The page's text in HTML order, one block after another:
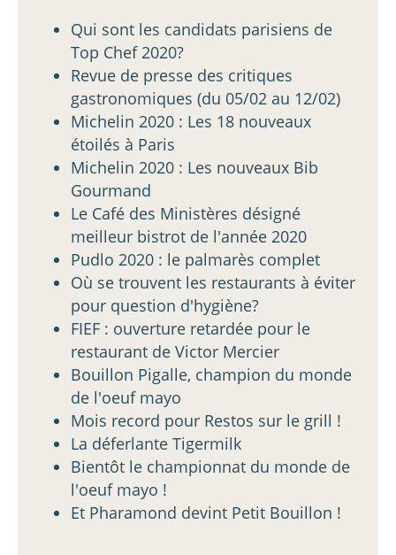
Qui sont les candidats parisiens de
Top Chef 2020?
Revue de presse des critiques
gastronomiques (du 05/02 au 12/02)
Michelin 2020 : Les 18 nouveaux
étoilés à Paris
Michelin 2020 : Les nouveaux Bib
Gourmand
Le Café des Ministères désigné
meilleur bistrot de l'année 2020
Pudlo 2020 : le palmarès complet
Où se trouvent les restaurants à éviter
pour question d'hygiène?
FIEF : ouverture retardée pour le
restaurant de Victor Mercier
Bouillon Pigalle, champion du monde
de l'oeuf mayo
Mois record pour Restos sur le grill !
La déferlante Tigermilk
Bientôt le championnat du monde de
l'oeuf mayo !
Et Pharamond devint Petit Bouillon !